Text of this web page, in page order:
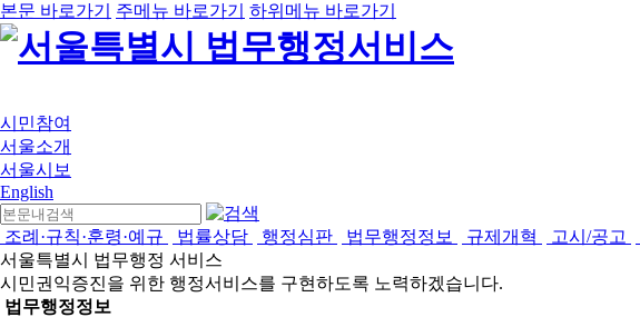
본문 바로가기 주메뉴 바로가기 하위메뉴 바로가기
시민참여
서울소개
서울시보
English
조례·규칙·훈령·예규 법률상담 행정심판 법무행정정보 규제개혁 고시/공고
서울특별시 법무행정 서비스
시민권익증진을 위한 행정서비스를 구현하도록 노력하겠습니다.
법무행정정보